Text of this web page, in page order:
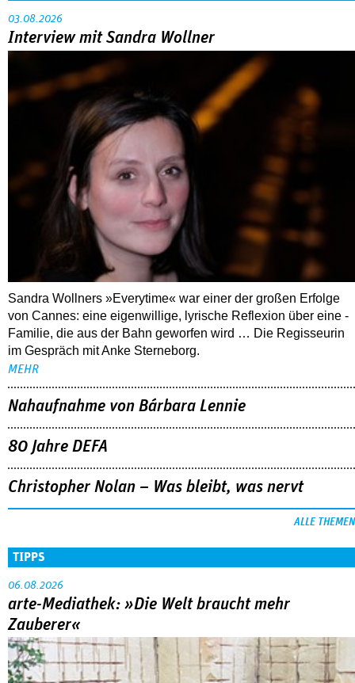
03.08.2026
Interview mit Sandra Wollner
Sandra Wollners »Everytime« war einer der großen Erfolge
von Cannes: eine eigenwillige, lyrische Reflexion über eine ­
Familie, die aus der Bahn geworfen wird … Die Regisseurin
im Gespräch mit Anke Sterneborg.
MEHR
Nahaufnahme von Bárbara Lennie
80 Jahre DEFA
Christopher Nolan – Was bleibt, was nervt
ALLE THEMEN
TIPPS
06.08.2026
arte-Mediathek: »Die Welt braucht mehr
Zauberer«